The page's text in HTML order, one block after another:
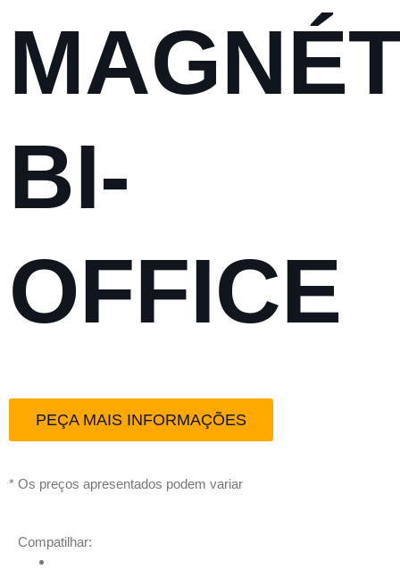
BI-
OFFICE
PEÇA MAIS INFORMAÇÕES
* Os preços apresentados podem variar
Compatilhar: